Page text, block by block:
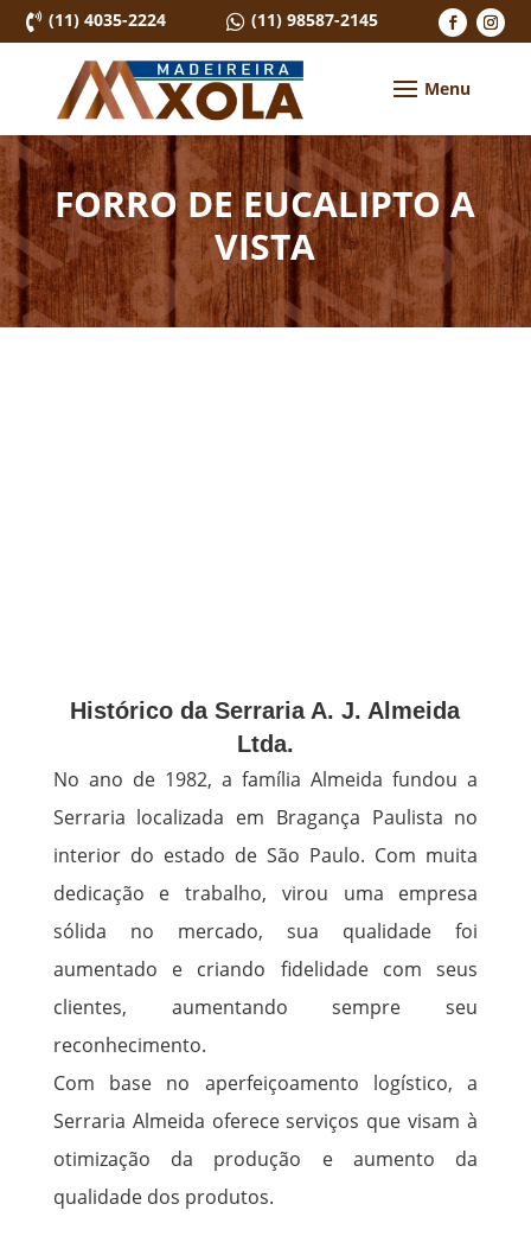
 (11) 4035-2224  (11) 98587-2145
FORRO DE EUCALIPTO A
VISTA
Histórico da Serraria A. J. Almeida
Ltda.
No ano de 1982, a família Almeida fundou a
Serraria localizada em Bragança Paulista no
interior do estado de São Paulo. Com muita
dedicação e trabalho, virou uma empresa
sólida no mercado, sua qualidade foi
aumentado e criando fidelidade com seus
clientes, aumentando sempre seu
reconhecimento.
Com base no aperfeiçoamento logístico, a
Serraria Almeida oferece serviços que visam à
otimização da produção e aumento da
qualidade dos produtos.